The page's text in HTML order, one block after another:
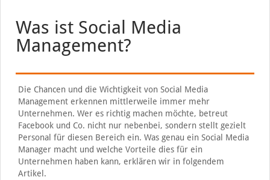
Was ist Social Media
Management?
Die Chancen und die Wichtigkeit von Social Media
Management erkennen mittlerweile immer mehr
Unternehmen. Wer es richtig machen möchte, betreut
Facebook und Co. nicht nur nebenbei, sondern stellt gezielt
Personal für diesen Bereich ein. Was genau ein Social Media
Manager macht und welche Vorteile dies für ein
Unternehmen haben kann, erklären wir in folgendem
Artikel.